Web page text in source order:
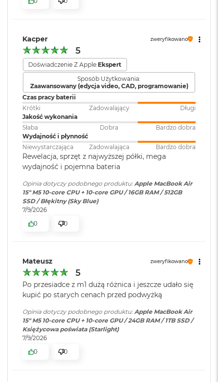
i
3
G
B
R
M
W
e
d
ł
u
g
p
o
e
m
n
o
ś
i
y
s
k
u
a
c
B
o
i
bezpieczeństwo i sprawne działanie.
KTO KOCHA IPHONE’A, POKOCHA I MACA– Mac świetnie
zdziałać cuda. Możesz skopiować coś na iPhonie i wkleić to
na Macu. Albo odebrać na Macu połączenie FaceTime i
wysłać z niego tekst przez apkę Wiadomości
Wyświetlacz
Wyświetlacz Liquid Retina
Wyświetlacz o przekątnej 15,3 cala z podświetleniem LED, w
technologii IPS1
Rozdzielczość natywna 2880 na 1864 piksele przy 224 pikselach na
Jasność 500 nitów
Kolory
Możliwość wyświetlania miliarda kolorów
Szeroka gama kolorów (P3)
Technologia True Tone
Chip
Moduł Bluetooth :
pamięci:
NIE
Karta sieciowa
bezprzewodowa
WLAN:
Kamera
internetowa
Kamera 12MP Center Stage z
obsługą funkcji Widok blatu
Bateria:
Pojemność baterii: 66,5 Wh
Szybkie ładowanie:
zasilaczem USB-C o mocy 70W
Ładowanie i
rozbudowa:
Dwa porty Thunderbolt 4
(USB‑C) obsługujące:
Ładowanie,
Kacper zweryfikowano
5
Doświadczenie Z Apple:Ekspert
Sposób Użytkowania:
Zaawansowany (edycja video, CAD, programowanie)
Czas pracy baterii
Krótki
Zadowalający
Długi
Jakość wykonania
Słaba
Dobra
Bardzo dobra
Wydajność i płynność
Niewystarczająca
Zadowalająca Bardzo dobra
Rewelacja, sprzęt z najwyższej półki, mega
wydajność i pojemna bateria
Opinia dotyczy podobnego produktu: Apple MacBook Air
15" M5 10‑core CPU + 10‑core GPU / 16GB RAM / 512GB
SSD / Błękitny (Sky Blue)
7/9/2026
0
0
Mateusz zweryfikowano
5
Po przesiadce z m1 dużą różnica i jeszcze udało się
kupić po starych cenach przed podwyżką
Opinia dotyczy podobnego produktu:Apple MacBook Air
15" M5 10‑core CPU + 10‑core GPU / 24GB RAM / 1TB SSD /
Księżycowa poświata (Starlight)
7/9/2026
0
0